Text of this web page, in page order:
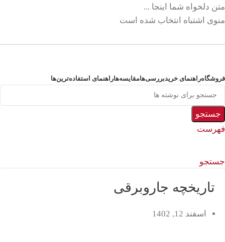
متن دلخواه شما اینجا ...
منوی اشتباه انتخاب شده است
فروشگاهراهنمای خریدبررسی‌هامقایسه‌هاراهنمای استفادهترین‌ها
جستجو
فهرست
جستجو
تاریخچه جاروبرقی
اسفند 12, 1402